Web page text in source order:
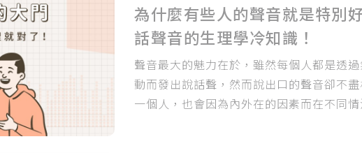
為什麼有些人的聲音就是特別
話聲音的生理學冷知識！
聲音最大的魅力在於，雖然每個人都是透
動而發出說話聲，然而說出口的聲音卻不
一個人，也會因為內外在的因素而在不同